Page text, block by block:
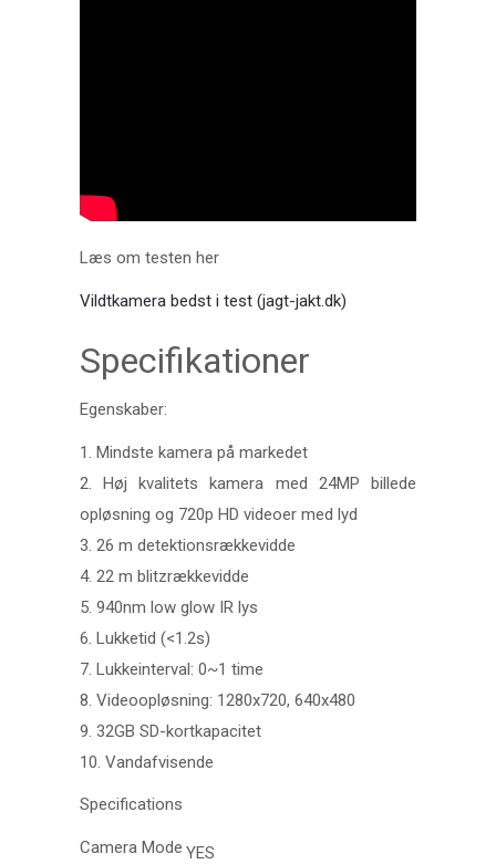
Læs om testen her
Vildtkamera bedst i test (jagt-jakt.dk)
Specifikationer
Egenskaber:
1. Mindste kamera på markedet
2. Høj kvalitets kamera med 24MP billede
opløsning og 720p HD videoer med lyd
3. 26 m detektionsrækkevidde
4. 22 m blitzrækkevidde
5. 940nm low glow IR lys
6. Lukketid (<1.2s)
7. Lukkeinterval: 0~1 time
8. Videoopløsning: 1280x720, 640x480
9. 32GB SD-kortkapacitet
10. Vandafvisende
Specifications
Camera Mode YES